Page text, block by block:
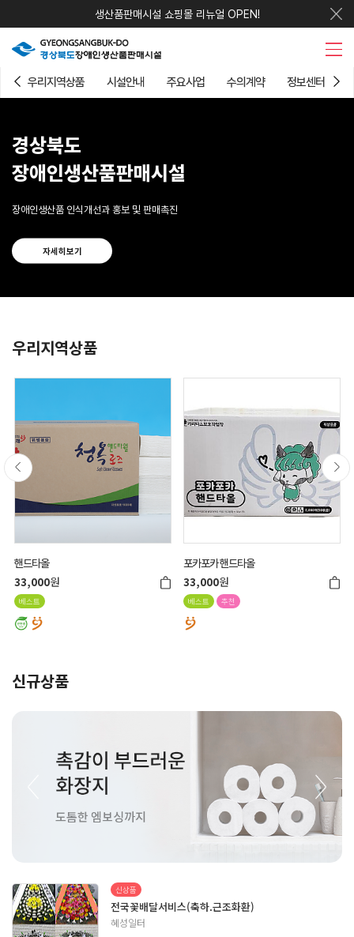
생산품판매시설 쇼핑몰 리뉴얼 OPEN!
우리지역상품 시설안내 주요사업 수의계약 정보센터
경상북도
장애인생산품판매시설
장애인생산품 인식개선과 홍보 및 판매촉진
자세히보기
우리지역상품
포카포카 핸드타올
33,000원
베스트
청옥 로즈냅킨
18,700원
베스트 HIT
신규상품
신상품
전국꽃배달서비스(축하.근조화환)
혜성일터